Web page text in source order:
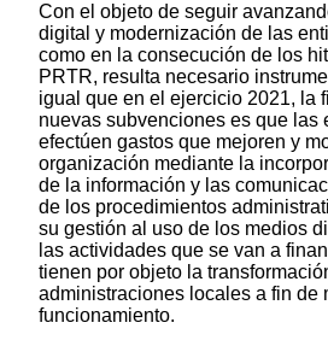
Con el objeto de seguir
digital y modernización de las
como en la consecución de los
PRTR, resulta necesario
igual que en el ejercicio 2021, la
nuevas subvenciones es que las
efectúen gastos que mejoren y
organización mediante la
de la información y las
de los procedimientos
su gestión al uso de los medios
las actividades que se van a
tienen por objeto la
administraciones locales a fin de
funcionamiento.